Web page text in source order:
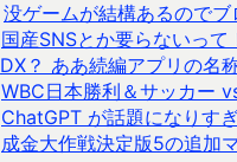
没ゲームが結構あるので
国産SNSとか要らないって
DX？ ああ続編アプリの名
WBC日本勝利＆サッカー
ChatGPT が話題になりす
成金大作戦決定版5の追加